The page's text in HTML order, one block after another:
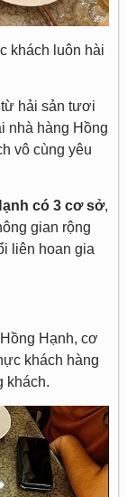
khách luôn hài
hải sản tươi
nhà hàng Hồng
vô cùng yêu
có 3 cơ sở,
gian rộng
liên hoan gia
Hạnh, cơ
khách hàng
khách.